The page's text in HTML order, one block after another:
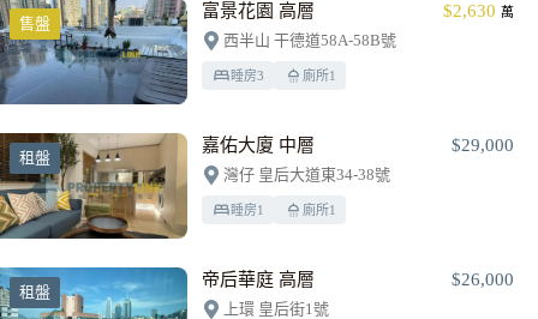
售盤
富景花園 高層 $2,630 萬
西半山 干德道58A-58B號
睡房3 廁所1
租盤
嘉佑大廈 中層 $29,000
灣仔 皇后大道東34-38號
睡房1 廁所1
租盤
帝后華庭 高層 $26,000
上環 皇后街1號